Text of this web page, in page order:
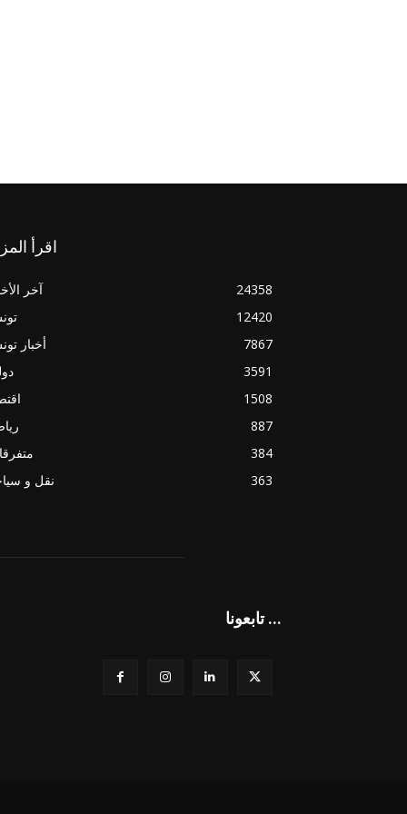
اقرأ
آخر
24358
12420
أخبار
7867
3591
1508
887
384
نقل و
363
تابعونا ...